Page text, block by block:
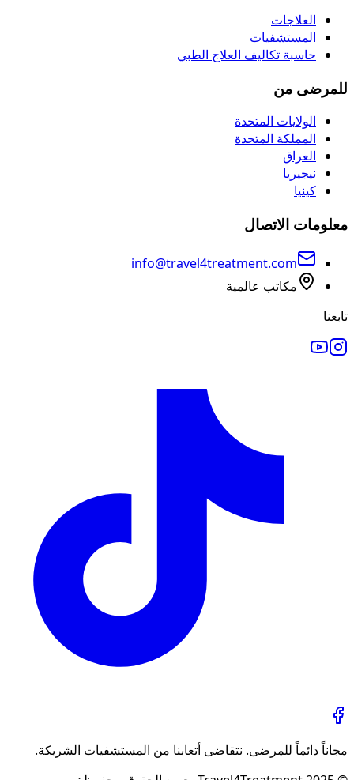
العلاجات
المستشفيات
حاسبة تكاليف العلاج الطبي
للمرضى من
الولايات المتحدة
المملكة المتحدة
العراق
نيجيريا
كينيا
معلومات الاتصال
info@travel4treatment.com
مكاتب عالمية
تابعنا
مجاناً دائماً للمرضى. نتقاضى أتعابنا من المستشفيات الشريكة.